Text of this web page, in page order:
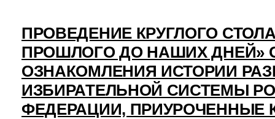
ПРОВЕДЕНИЕ КРУГЛОГО
ПРОШЛОГО ДО НАШИХ ДНЕЙ»
ОЗНАКОМЛЕНИЯ ИСТОРИИ
ИЗБИРАТЕЛЬНОЙ СИСТЕМЫ
ФЕДЕРАЦИИ, ПРИУРОЧЕННЫЕ